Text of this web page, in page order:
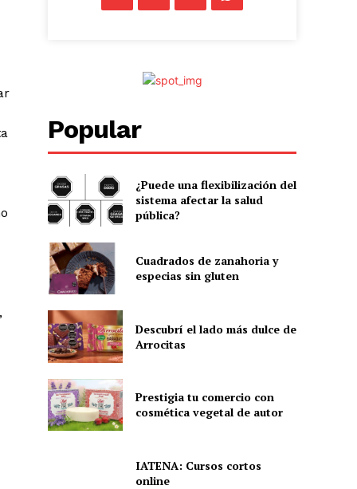
Popular
¿Puede una flexibilización del
sistema afectar la salud
pública?
Cuadrados de zanahoria y
especias sin gluten
Descubrí el lado más dulce de
Arrocitas
Prestigia tu comercio con
cosmética vegetal de autor
IATENA: Cursos cortos
online